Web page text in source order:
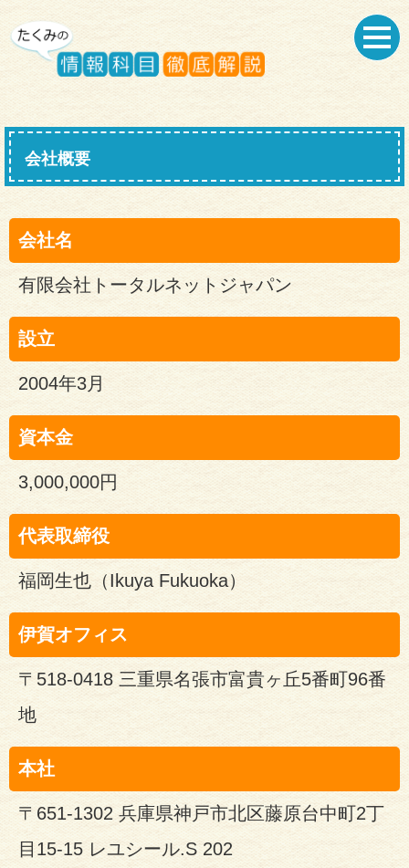
会社概要
会社名
有限会社トータルネットジャパン
設立
2004年3月
資本金
3,000,000円
代表取締役
福岡生也（Ikuya Fukuoka）
伊賀オフィス
〒518-0418 三重県名張市富貴ヶ丘5番町96番
地
本社
〒651-1302 兵庫県神戸市北区藤原台中町2丁
目15-15 レユシール.S 202